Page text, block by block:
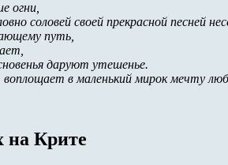
огни,
соловей своей прекрасной песней
путь,
даруют утешенье.
в маленький мирок мечту
на Крите